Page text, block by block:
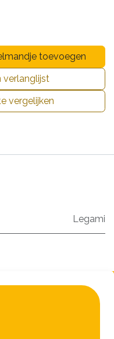
toevoegen
vergelijken
verlanglijst
Legami